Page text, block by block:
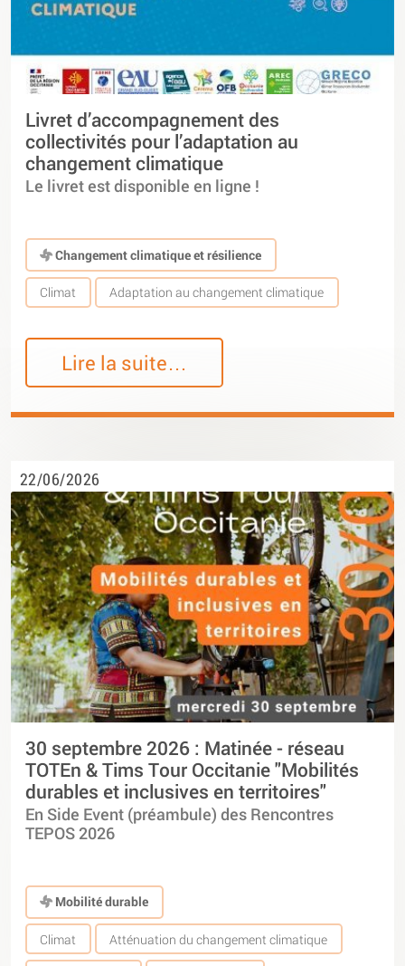
Livret d’accompagnement des
collectivités pour l’adaptation au
changement climatique
Le livret est disponible en ligne !
Changement climatique et résilience
Climat Adaptation au changement climatique
Lire la suite…
22/06/2026
30 septembre 2026 : Matinée - réseau
TOTEn & Tims Tour Occitanie "Mobilités
durables et inclusives en territoires"
En Side Event (préambule) des Rencontres
TEPOS 2026
Mobilité durable
Climat Atténuation du changement climatique